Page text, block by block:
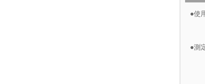
●使
●測